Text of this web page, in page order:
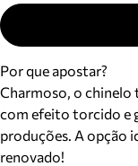
Por que apostar?
Charmoso, o chinelo
com efeito torcido e
produções. A opção
renovado!